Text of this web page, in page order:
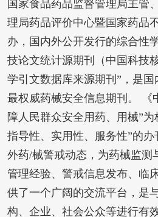
国家食品药品监督管理局主管
理局药品评价中心暨国家药品
办，国内外公开发行的综合性
技论文统计源期刊（中国科技
学引文数据库来源期刊”，是
最权威药械安全信息期刊。 《
障人民群众安全用药、用械”为
指导性、实用性、服务性”的
外药/械警戒动态，为药械监测
管理经验、警戒信息发布、临
供了一个广阔的交流平台，是
构、企业、社会公众等进行有